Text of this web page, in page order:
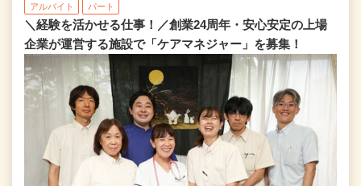
アルバイト パート
＼経験を活かせる仕事！／創業24周年・安心安定の上場
企業が運営する施設で「ケアマネジャー」を募集！